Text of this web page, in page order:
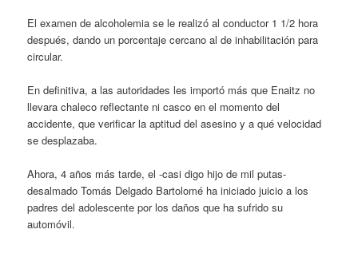
El examen de alcoholemia se le realizó al conductor 1 1/2 hora
después, dando un porcentaje cercano al de inhabilitación para
circular.
En definitiva, a las autoridades les importó más que Enaitz no
llevara chaleco reflectante ni casco en el momento del
accidente, que verificar la aptitud del asesino y a qué velocidad
se desplazaba.
Ahora, 4 años más tarde, el -casi digo hijo de mil putas-
desalmado Tomás Delgado Bartolomé ha iniciado juicio a los
padres del adolescente por los daños que ha sufrido su
automóvil.